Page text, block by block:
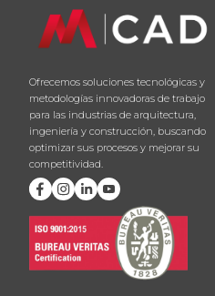
Ofrecemos soluciones tecnológicas y
metodologías innovadoras de trabajo
para las industrias de arquitectura,
ingeniería y construcción, buscando
optimizar sus procesos y mejorar su
competitividad.